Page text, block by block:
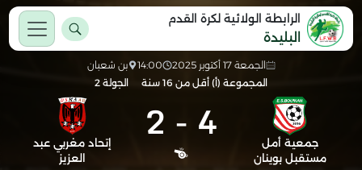
الرابطة الولائية لكرة القدم
البليدة
الجمعة 17 أكتوبر 2025 14:00
بن شعبان
المجموعة (أ) أقل من 16 سنة
الجولة 2
جمعية أمل
مستقبل بوينان
4
-
2
إتحاد مغربي عبد
العزيز